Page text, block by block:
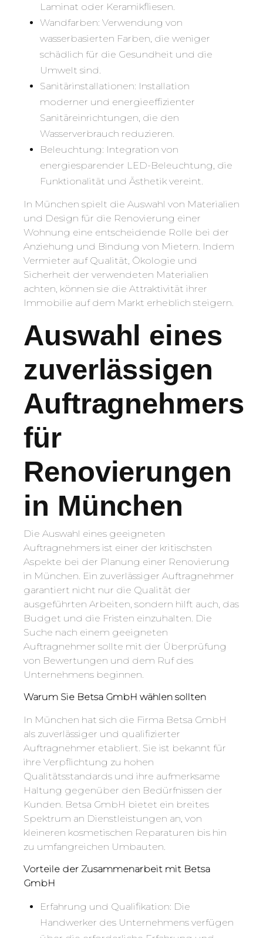
Laminat oder Keramikfliesen.
Wandfarben: Verwendung von
wasserbasierten Farben, die weniger
schädlich für die Gesundheit und die
Umwelt sind.
Sanitärinstallationen: Installation
moderner und energieeffizienter
Sanitäreinrichtungen, die den
Wasserverbrauch reduzieren.
Beleuchtung: Integration von
energiesparender LED-Beleuchtung, die
Funktionalität und Ästhetik vereint.
In München spielt die Auswahl von Materialien
und Design für die Renovierung einer
Wohnung eine entscheidende Rolle bei der
Anziehung und Bindung von Mietern. Indem
Vermieter auf Qualität, Ökologie und
Sicherheit der verwendeten Materialien
achten, können sie die Attraktivität ihrer
Immobilie auf dem Markt erheblich steigern.
Auswahl eines
zuverlässigen
Auftragnehmers
für
Renovierungen
in München
Die Auswahl eines geeigneten
Auftragnehmers ist einer der kritischsten
Aspekte bei der Planung einer Renovierung
in München. Ein zuverlässiger Auftragnehmer
garantiert nicht nur die Qualität der
ausgeführten Arbeiten, sondern hilft auch, das
Budget und die Fristen einzuhalten. Die
Suche nach einem geeigneten
Auftragnehmer sollte mit der Überprüfung
von Bewertungen und dem Ruf des
Unternehmens beginnen.
Warum Sie Betsa GmbH wählen sollten
In München hat sich die Firma Betsa GmbH
als zuverlässiger und qualifizierter
Auftragnehmer etabliert. Sie ist bekannt für
ihre Verpflichtung zu hohen
Qualitätsstandards und ihre aufmerksame
Haltung gegenüber den Bedürfnissen der
Kunden. Betsa GmbH bietet ein breites
Spektrum an Dienstleistungen an, von
kleineren kosmetischen Reparaturen bis hin
zu umfangreichen Umbauten.
Vorteile der Zusammenarbeit mit Betsa
GmbH
Erfahrung und Qualifikation: Die
Handwerker des Unternehmens verfügen